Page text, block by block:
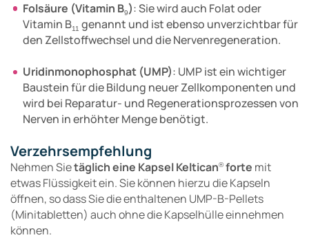
Folsäure (Vitamin B9): Sie wird auch Folat oder
Vitamin B11 genannt und ist ebenso unverzichtbar für
den Zellstoffwechsel und die Nervenregeneration.
Uridinmonophosphat (UMP): UMP ist ein wichtiger
Baustein für die Bildung neuer Zellkomponenten und
wird bei Reparatur- und Regenerationsprozessen von
Nerven in erhöhter Menge benötigt.
Verzehrsempfehlung
Nehmen Sietäglich eine Kapsel Keltican®forte mit
etwas Flüssigkeit ein. Sie können hierzu die Kapseln
öffnen, so dass Sie die enthaltenen UMP-B-Pellets
(Minitabletten) auch ohne die Kapselhülle einnehmen
können.